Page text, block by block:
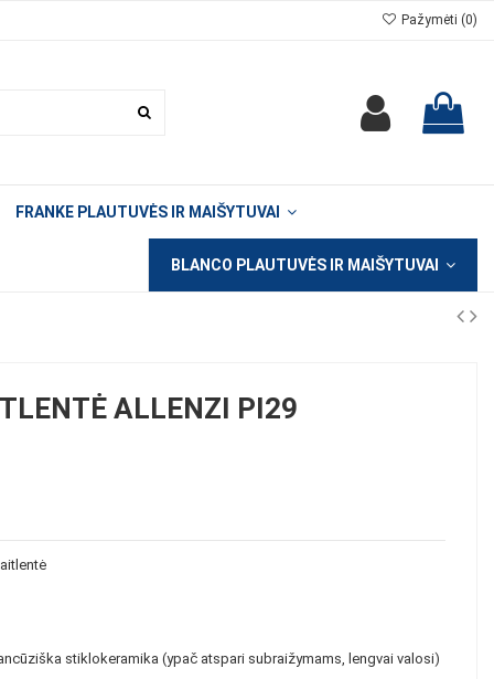
Pažymėti (0)
FRANKE PLAUTUVĖS IR MAIŠYTUVAI
BLANCO PLAUTUVĖS IR MAIŠYTUVAI
ALLENZI PI29
stiklokeramika (ypač atspari subraižymams, lengvai valosi)